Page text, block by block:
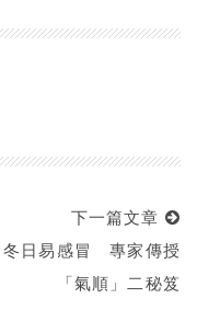
下一篇文章
冬日易感冒 專家傳授
「氣順」二秘笈